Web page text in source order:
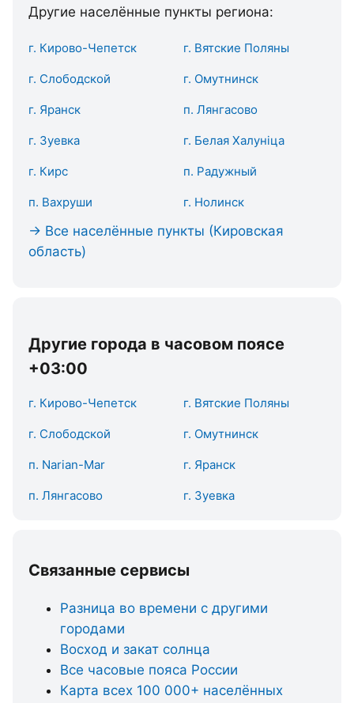
Другие населённые пункты региона:
г. Кирово-Чепетск г. Вятские Поляны
г. Слободской г. Омутнинск
г. Яранск п. Лянгасово
г. Зуевка г. Белая Халуніца
г. Кирс п. Радужный
п. Вахруши г. Нолинск
→ Все населённые пункты (Кировская
область)
Другие города в часовом поясе
+03:00
г. Кирово-Чепетск г. Вятские Поляны
г. Слободской г. Омутнинск
п. Narian-Mar г. Яранск
п. Лянгасово г. Зуевка
Связанные сервисы
Разница во времени с другими
городами
Восход и закат солнца
Все часовые пояса России
Карта всех 100 000+ населённых